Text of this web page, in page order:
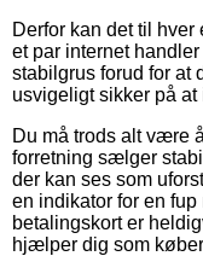
Derfor kan det til
et par internet
stabilgrus forud for at
usvigeligt sikker på
Du må trods alt være
forretning sælger
der kan ses som
en indikator for en
betalingskort er
hjælper dig som